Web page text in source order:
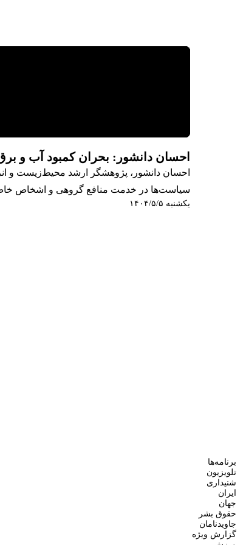
احسان دانشور: بحران کمبود آب و
احسان دانشور، پژوهشگر ارشد محیط‌زیست و
سیاست‌ها در خدمت منافع گروهی و اشخاص
یکشنبه ۱۴۰۴/۵/۵
برنامه‌ها
تلویزیون
شنیداری
ایران
جهان
حقوق بشر
جاویدنامان
گزارش ویژه